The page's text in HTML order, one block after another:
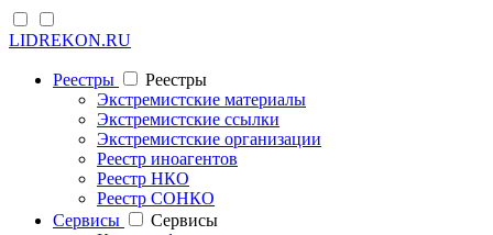
LIDREKON.RU
Реестры
Реестры
Экстремистские материалы
Экстремистские ссылки
Экстремистские организации
Реестр иноагентов
Реестр НКО
Реестр СОНКО
Cервисы
Cервисы